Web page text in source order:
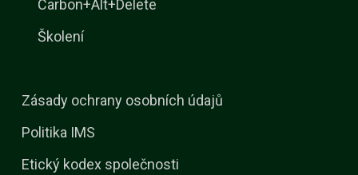
Carbon+Alt+Delete
Školení
Zásady ochrany osobních údajů
Politika IMS
Etický kodex společnosti